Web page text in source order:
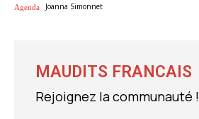
Agenda Joanna Simonnet
MAUDITS FRANCAIS
Rejoignez la communauté !